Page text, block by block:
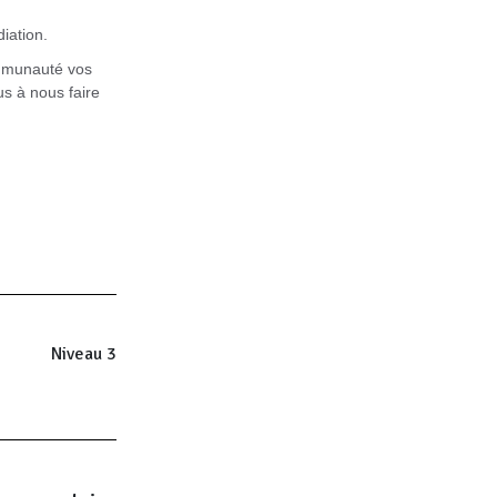
vos
à nous faire
Niveau 3